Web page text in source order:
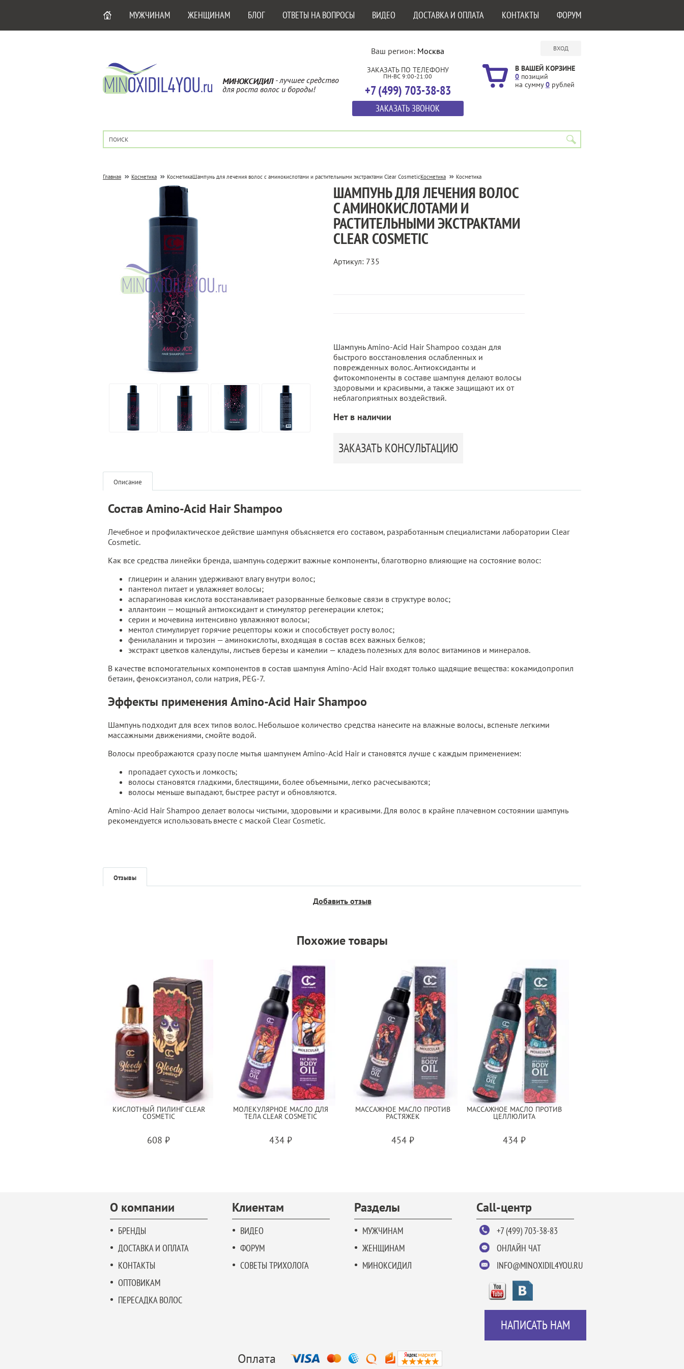
МУЖЧИНАМ ЖЕНЩИНАМ БЛОГ ОТВЕТЫ НА ВОПРОСЫ ВИДЕО ДОСТАВКА И ОПЛАТА КОНТАКТЫ ФОРУМ
МИНОКСИДИЛ- лучшее средство
для роста волос и бороды!
Ваш регион: Москва
ЗАКАЗАТЬ ПО ТЕЛЕФОНУ
ПН-ВС 9:00-21:00
+7 (499) 703-38-83
ЗАКАЗАТЬ ЗВОНОК
ВХОД
В ВАШЕЙ КОРЗИНЕ
0 позиций
на сумму0 рублей
Главная Косметика КосметикаШампунь для лечения волос с аминокислотами и растительными экстрактами Clear CosmeticКосметика Косметика
ШАМПУНЬ ДЛЯ ЛЕЧЕНИЯ ВОЛОС
С АМИНОКИСЛОТАМИ И
РАСТИТЕЛЬНЫМИ ЭКСТРАКТАМИ
CLEAR COSMETIC
Артикул: 735
Шампунь Amino-Acid Hair Shampoo создан для
быстрого восстановления ослабленных и
поврежденных волос. Антиоксиданты и
фитокомпоненты в составе шампуня делают волосы
здоровыми и красивыми, а также защищают их от
неблагоприятных воздействий.
Нет в наличии
ЗАКАЗАТЬ КОНСУЛЬТАЦИЮ
Описание
Состав Amino-Acid Hair Shampoo
Лечебное и профилактическое действие шампуня объясняется его составом, разработанным специалистами лаборатории Clear
Cosmetic.
Как все средства линейки бренда, шампунь содержит важные компоненты, благотворно влияющие на состояние волос:
глицерин и аланин удерживают влагу внутри волос;
пантенол питает и увлажняет волосы;
аспарагиновая кислота восстанавливает разорванные белковые связи в структуре волос;
аллантоин — мощный антиоксидант и стимулятор регенерации клеток;
серин и мочевина интенсивно увлажняют волосы;
ментол стимулирует горячие рецепторы кожи и способствует росту волос;
фенилаланин и тирозин — аминокислоты, входящая в состав всех важных белков;
экстракт цветков календулы, листьев березы и камелии — кладезь полезных для волос витаминов и минералов.
В качестве вспомогательных компонентов в состав шампуня Amino-Acid Hair входят только щадящие вещества: кокамидопропил
бетаин, феноксиэтанол, соли натрия, PEG-7.
Эффекты применения Amino-Acid Hair Shampoo
Шампунь подходит для всех типов волос. Небольшое количество средства нанесите на влажные волосы, вспеньте легкими
массажными движениями, смойте водой.
Волосы преображаются сразу после мытья шампунем Amino-Acid Hair и становятся лучше с каждым применением:
пропадает сухость и ломкость;
волосы становятся гладкими, блестящими, более объемными, легко расчесываются;
волосы меньше выпадают, быстрее растут и обновляются.
Amino-Acid Hair Shampoo делает волосы чистыми, здоровыми и красивыми. Для волос в крайне плачевном состоянии шампунь
рекомендуется использовать вместе с маской Clear Cosmetic.
Отзывы
Добавить отзыв
Похожие товары
КИСЛОТНЫЙ ПИЛИНГ CLEAR
COSMETIC
608 ₽
МОЛЕКУЛЯРНОЕ МАСЛО ДЛЯ
ТЕЛА CLEAR COSMETIC
434 ₽
МАССАЖНОЕ МАСЛО ПРОТИВ
РАСТЯЖЕК
454 ₽
МАССАЖНОЕ МАСЛО ПРОТИВ
ЦЕЛЛЮЛИТА
434 ₽
О компании
БРЕНДЫ
ДОСТАВКА И ОПЛАТА
КОНТАКТЫ
ОПТОВИКАМ
ПЕРЕСАДКА ВОЛОС
Клиентам
ВИДЕО
ФОРУМ
СОВЕТЫ ТРИХОЛОГА
Разделы
МУЖЧИНАМ
ЖЕНЩИНАМ
МИНОКСИДИЛ
Call-центр
+7 (499) 703-38-83
ОНЛАЙН ЧАТ
INFO@MINOXIDIL4YOU.RU
НАПИСАТЬ НАМ
Оплата